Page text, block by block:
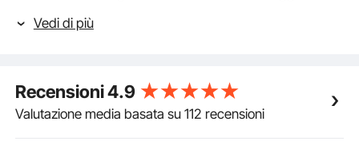
scollegare con un bloccaggio sicuro. Consente l'uso
resistenti all'ossidazione e alla corrosione.
Supportano una migliore conduttività e trasmissione
del segnale audio
Vedi di più
Recensioni4.9
Valutazione media basata su 112 recensioni